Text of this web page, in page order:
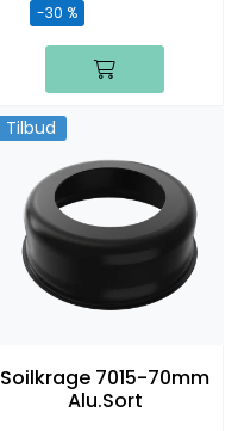
-30 %
Tilbud
Soilkrage 7015-70mm
Alu.Sort